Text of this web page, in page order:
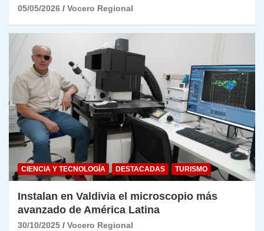
05/05/2026 Vocero Regional
CIENCIA Y TECNOLOGÍA DESTACADAS TURISMO
Instalan en Valdivia el microscopio más
avanzado de América Latina
30/10/2025 Vocero Regional